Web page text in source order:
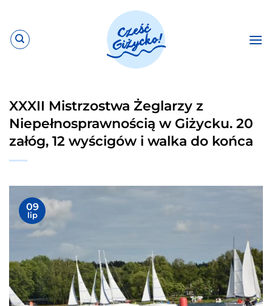
zawartości
XXXII Mistrzostwa Żeglarzy z
Niepełnosprawnością w Giżycku. 20
załóg, 12 wyścigów i walka do końca
09
lip